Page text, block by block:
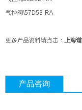
气控阀\57D53-RA
更多产品资料请点击：上海
产品咨询